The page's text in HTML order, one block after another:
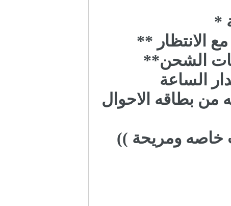
*
الانتظار **
الشحن**
الساعة
من بطاقه الاحوال
ومريحة ))